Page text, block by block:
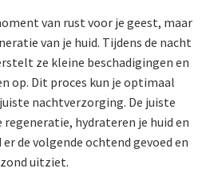
van rust voor je geest, maar
van je huid. Tijdens de nacht
ze kleine beschadigingen en
op. Dit proces kun je optimaal
nachtverzorging. De juiste
regeneratie, hydrateren je huid en
de volgende ochtend gevoed en
uitziet.